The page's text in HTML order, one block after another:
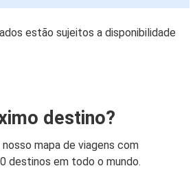
estão sujeitos a disponibilidade
destino?
mapa de viagens com
destinos em todo o mundo.